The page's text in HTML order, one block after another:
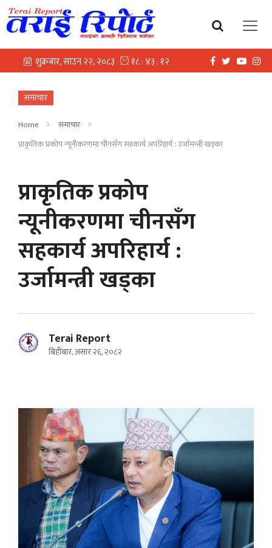
समाचार
Home
समाचार
प्राकृतिक प्रकोप न्यूनीकरणमा चीनसँग सहकार्य अपरिहार्य : उर्जामन्त्री खड्का
प्राकृतिक प्रकोप
न्यूनीकरणमा चीनसँग
सहकार्य अपरिहार्य :
उर्जामन्त्री खड्का
Terai Report
बिहीबार, असार २६, २०८२